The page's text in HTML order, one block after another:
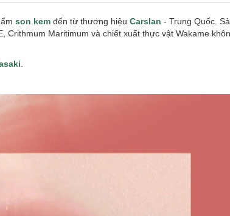
son kem đến từ thương hiệu Carslan - Trung Quốc.
Maritimum và chiết xuất thực vật Wakame